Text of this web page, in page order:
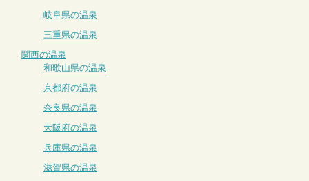
岐阜県の温泉
三重県の温泉
関西の温泉
和歌山県の温泉
京都府の温泉
奈良県の温泉
大阪府の温泉
兵庫県の温泉
滋賀県の温泉